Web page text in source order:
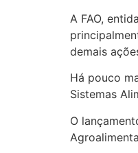
A FAO,
demais
Há pouco
Sistemas
O